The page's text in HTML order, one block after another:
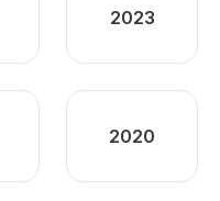
2023
2020